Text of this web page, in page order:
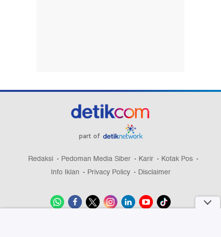
part of
Redaksi Pedoman Media Siber Karir
Kotak Pos
Info Iklan
Privacy Policy Disclaimer